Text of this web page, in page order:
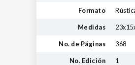
Formato
Medidas
No. de Páginas 368
No. Edición 1